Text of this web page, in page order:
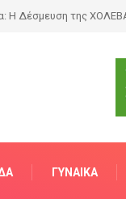
Η Δέσμευση της
ΓΥΝΑΊΚΑ